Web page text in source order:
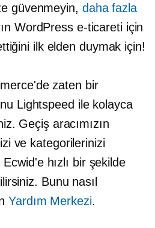
güvenmeyin, daha fazla
WordPress e-ticareti için
ilk elden duymak için!
zaten bir
Lightspeed ile kolayca
Geçiş aracımızın
ve kategorilerinizi
hızlı bir şekilde
Bunu nasıl
Yardım Merkezi.